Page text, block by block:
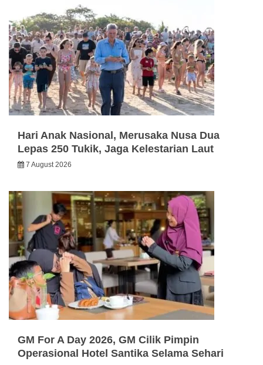
Hari Anak Nasional, Merusaka Nusa Dua
Lepas 250 Tukik, Jaga Kelestarian Laut
7 August 2026
GM For A Day 2026, GM Cilik Pimpin
Operasional Hotel Santika Selama Sehari